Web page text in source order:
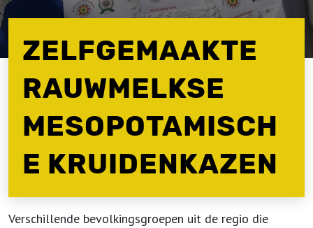
ZELFGEMAAKTE
RAUWMELKSE
MESOPOTAMISCH
E KRUIDENKAZEN
Verschillende bevolkingsgroepen uit de regio die